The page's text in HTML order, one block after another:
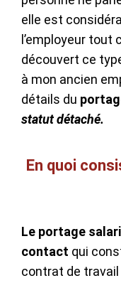
elle est
l’employeur tout
découvert ce
à mon ancien
détails du
statut détaché.
En quoi
Le portage
contact qui
contrat de travail